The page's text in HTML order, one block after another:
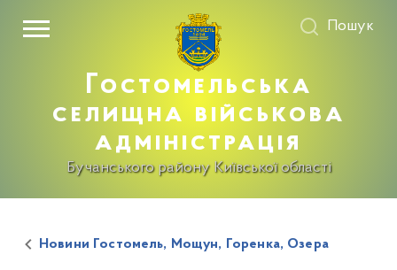
Гостомельська
селищна військова
адміністрація
Бучанського району Київської області
Пошук
Новини Гостомель, Мощун, Горенка, Озера